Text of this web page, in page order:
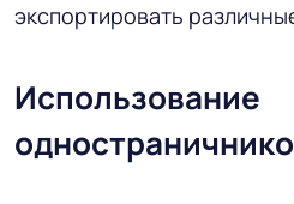
экспортировать
Использование